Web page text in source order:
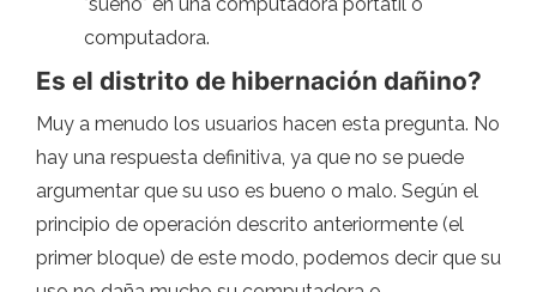
computadora.
Es el distrito de hibernación dañino?
Muy a menudo los usuarios hacen esta pregunta. No
hay una respuesta definitiva, ya que no se puede
argumentar que su uso es bueno o malo. Según el
principio de operación descrito anteriormente (el
primer bloque) de este modo, podemos decir que su